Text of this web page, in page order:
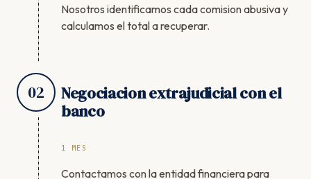
Nosotros identificamos cada comision abusiva y
calculamos el total a recuperar.
02
Negociacion extrajudicial con el
banco
1 MES
Contactamos con la entidad financiera para